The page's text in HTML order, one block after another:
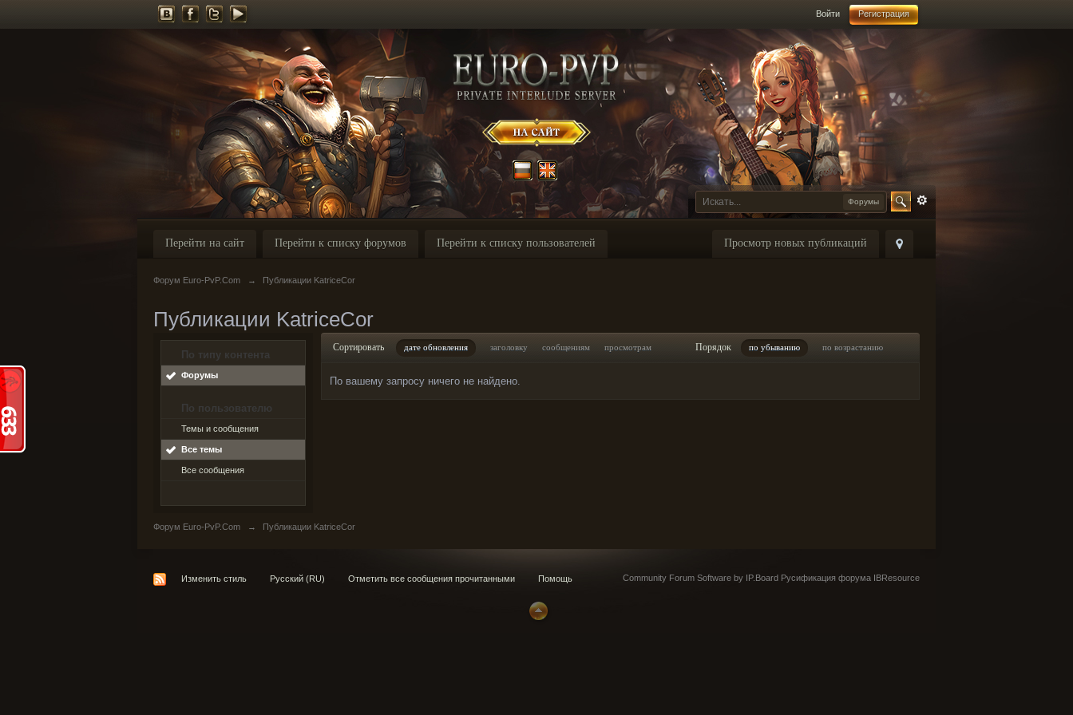
Войти Регистрация
Форумы
Просмотр новых публикаций
Перейти на сайт Перейти к списку форумов Перейти к списку пользователей
Форум Euro-PvP.Com → Публикации KatriceCor
Публикации KatriceCor
По типу контента
Форумы
По пользователю
Темы и сообщения
Все темы
Все сообщения
Сортировать дате обновления заголовку сообщениям просмотрам Порядок по убыванию по возрастанию
По вашему запросу ничего не найдено.
Форум Euro-PvP.Com → Публикации KatriceCor
Изменить стиль Русский (RU) Отметить все сообщения прочитанными Помощь Community Forum Software by IP.Board Русификация форума IBResource